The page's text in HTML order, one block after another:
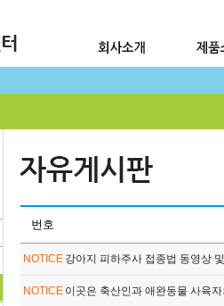
번호
NOTICE 강아지 피하주사 접종법 동영상
NOTICE 이곳은 축산인과 애완동물 사육